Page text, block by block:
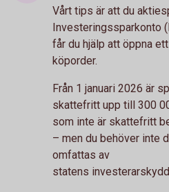
Vårt tips är att du
Investeringssparkonto
får du hjälp att öppna
köporder.
Från 1 januari 2026 är
skattefritt upp till 300
som inte är skattefritt
– men du behöver inte
omfattas av
statens